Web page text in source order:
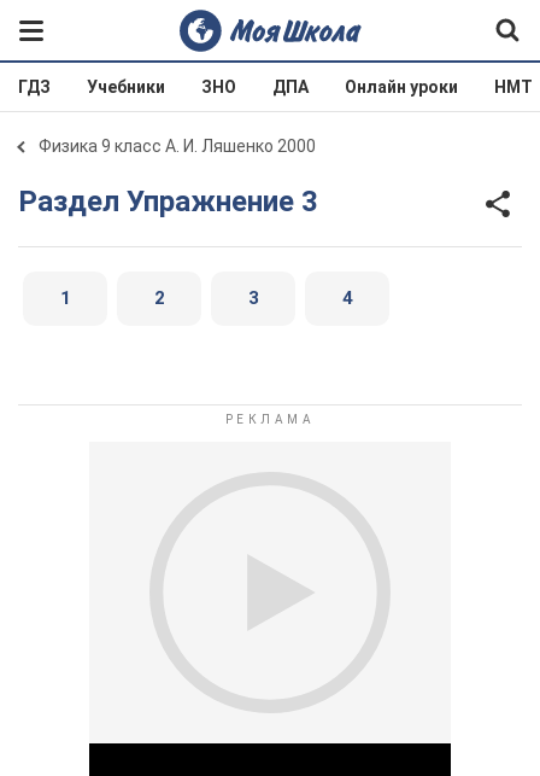
ГДЗ Учебники ЗНО ДПА Онлайн уроки НМТ
Физика 9 класс А. И. Ляшенко 2000
Раздел Упражнение 3
1 2 3 4